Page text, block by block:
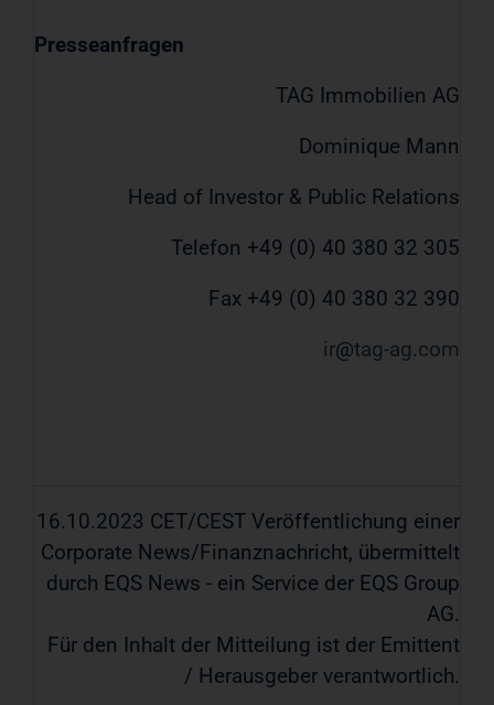
Presseanfragen
TAG Immobilien AG
Dominique Mann
Head of Investor & Public Relations
Telefon +49 (0) 40 380 32 305
Fax +49 (0) 40 380 32 390
ir
tag-ag com
16.10.2023 CET/CEST Veröffentlichung einer
Corporate News/Finanznachricht, übermittelt
durch EQS News - ein Service der EQS Group
AG.
Für den Inhalt der Mitteilung ist der Emittent
/ Herausgeber verantwortlich.